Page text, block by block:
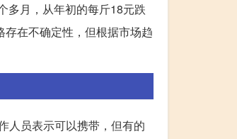
多月，从年初的每斤18元跌
在不确定性，但根据市场趋
人员表示可以携带，但有的